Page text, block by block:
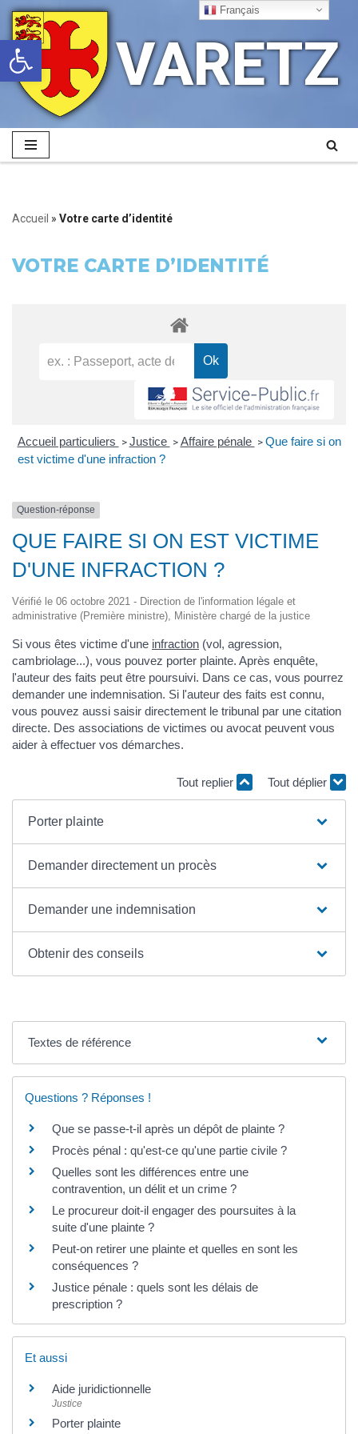
Ouvrir la barre d’outils
Aller
au
contenu
VARETZ
Accueil » Votre carte d’identité
VOTRE CARTE D’IDENTITÉ
Accueil particuliers > Justice > Affaire pénale > Que faire si on
est victime d'une infraction ?
Question-réponse
QUE FAIRE SI ON EST VICTIME
D'UNE INFRACTION ?
Vérifié le 06 octobre 2021 - Direction de l'information légale et
administrative (Première ministre), Ministère chargé de la justice
Si vous êtes victime d'une infraction (vol, agression,
cambriolage...), vous pouvez porter plainte. Après enquête,
l'auteur des faits peut être poursuivi. Dans ce cas, vous pourrez
demander une indemnisation. Si l'auteur des faits est connu,
vous pouvez aussi saisir directement le tribunal par une citation
directe. Des associations de victimes ou avocat peuvent vous
aider à effectuer vos démarches.
Tout replier Tout déplier
Porter plainte
Demander directement un procès
Demander une indemnisation
Obtenir des conseils
Textes de référence
Questions ? Réponses !
Que se passe-t-il après un dépôt de plainte ?
Procès pénal : qu'est-ce qu'une partie civile ?
Quelles sont les différences entre une
contravention, un délit et un crime ?
Le procureur doit-il engager des poursuites à la
suite d'une plainte ?
Peut-on retirer une plainte et quelles en sont les
conséquences ?
Justice pénale : quels sont les délais de
prescription ?
Et aussi
Aide juridictionnelle
Justice
Porter plainte
Français